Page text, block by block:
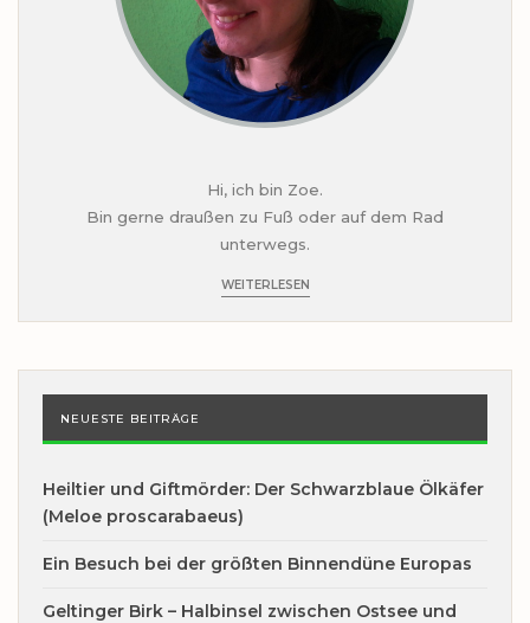
Hi, ich bin Zoe.
Bin gerne draußen zu Fuß oder auf dem Rad
unterwegs.
WEITERLESEN
NEUESTE BEITRÄGE
Heiltier und Giftmörder: Der Schwarzblaue Ölkäfer
(Meloe proscarabaeus)
Ein Besuch bei der größten Binnendüne Europas
Geltinger Birk – Halbinsel zwischen Ostsee und